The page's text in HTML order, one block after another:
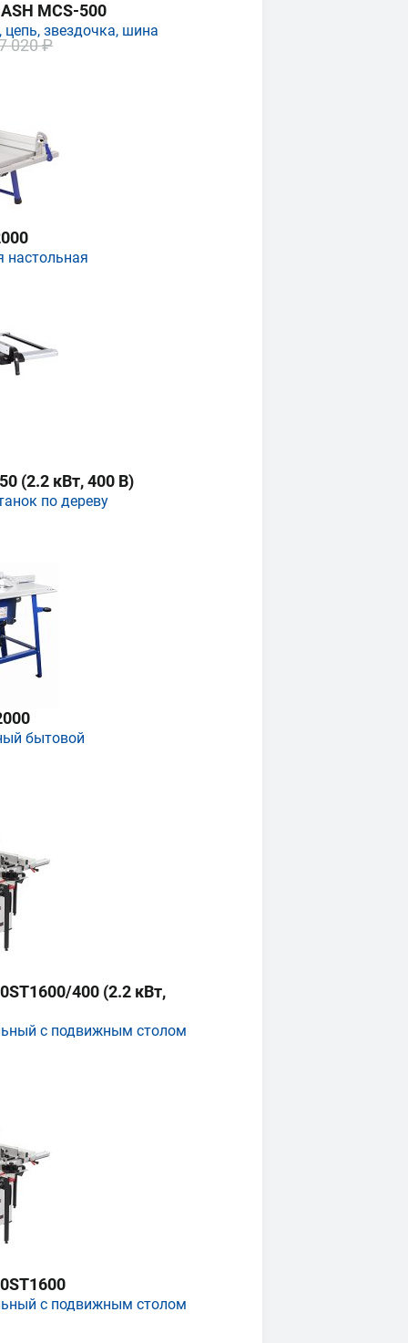
MCS-500
цепь, звездочка, шина
020 ₽
настольная
(2.2 кВт, 400 В)
по дереву
бытовой
400 (2.2 кВт,
с подвижным столом
с подвижным столом